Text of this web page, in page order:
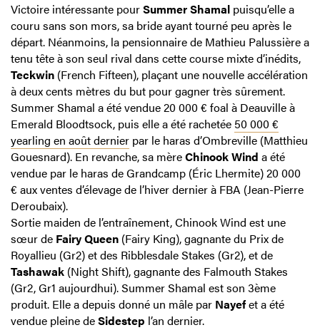
Victoire intéressante pourSummer Shamal puisqu’elle a
couru sans son mors, sa bride ayant tourné peu après le
départ. Néanmoins, la pensionnaire de Mathieu Palussière a
tenu tête à son seul rival dans cette course mixte d’inédits,
Teckwin (French Fifteen), plaçant une nouvelle accélération
à deux cents mètres du but pour gagner très sûrement.
Summer Shamal a été vendue 20 000 € foal à Deauville à
Emerald Bloodtsock, puis elle a été rachetée 50 000 €
yearling en août dernier par le haras d’Ombreville (Matthieu
Gouesnard). En revanche, sa mèreChinook Wind a été
vendue par le haras de Grandcamp (Éric Lhermite) 20 000
€ aux ventes d’élevage de l’hiver dernier à FBA (Jean-Pierre
Deroubaix).
Sortie maiden de l’entraînement, Chinook Wind est une
sœur de Fairy Queen (Fairy King), gagnante du Prix de
Royallieu (Gr2) et des Ribblesdale Stakes (Gr2), et de
Tashawak (Night Shift), gagnante des Falmouth Stakes
(Gr2, Gr1 aujourdhui). Summer Shamal est son 3ème
produit. Elle a depuis donné un mâle par Nayefet a été
vendue pleine deSidestep l’an dernier.